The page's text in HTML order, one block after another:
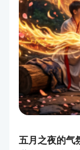
五月之夜的气